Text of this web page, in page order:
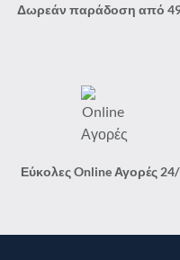
Δωρεάν παράδοση από
Εύκολες Online Αγορές